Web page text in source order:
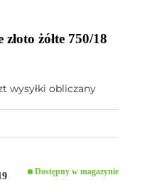
żółte 750/18
wysyłki obliczany
Dostępny w magazynie